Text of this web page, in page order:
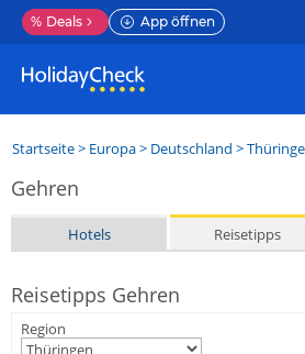
% Deals App öffnen
Startseite> Europa> Deutschland >
Gehren
Hotels Reisetipps
Reisetipps Gehren
Region